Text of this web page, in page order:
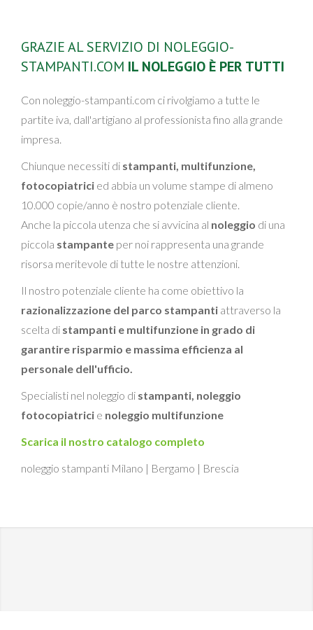
GRAZIE AL SERVIZIO DI NOLEGGIO-
STAMPANTI.COM IL NOLEGGIO È PER TUTTI
Con noleggio-stampanti.com ci rivolgiamo a tutte le
partite iva, dall'artigiano al professionista fino alla grande
impresa.
Chiunque necessiti di stampanti, multifunzione,
fotocopiatrici ed abbia un volume stampe di almeno
10.000 copie/anno è nostro potenziale cliente.
Anche la piccola utenza che si avvicina al noleggio di una
piccola stampante per noi rappresenta una grande
risorsa meritevole di tutte le nostre attenzioni.
Il nostro potenziale cliente ha come obiettivo la
razionalizzazione del parco stampanti attraverso la
scelta di stampanti e multifunzione in grado di
garantire risparmio e massima efficienza al
personale dell'ufficio.
Specialisti nel noleggio di stampanti, noleggio
fotocopiatrici e noleggio multifunzione
Scarica il nostro catalogo completo
noleggio stampanti Milano | Bergamo | Brescia